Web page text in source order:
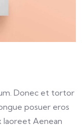
Donec et tortor
posuer eros
laoreet Aenean